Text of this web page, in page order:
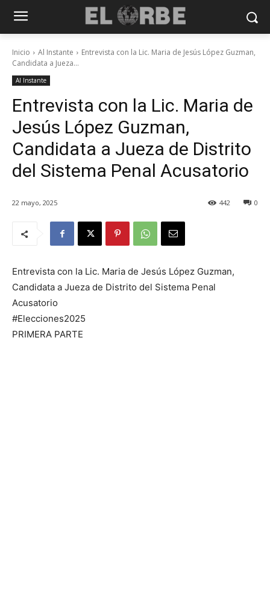
Inicio Al Instante
Entrevista con la Lic. Maria de Jesús López Guzman,
Candidata a Jueza...
Al Instante
Entrevista con la Lic. Maria de
Jesús López Guzman,
Candidata a Jueza de Distrito
del Sistema Penal Acusatorio
22 mayo, 2025 0
442
Entrevista con la Lic. Maria de Jesús López Guzman,
Candidata a Jueza de Distrito del Sistema Penal
Acusatorio
#Elecciones2025
PRIMERA PARTE